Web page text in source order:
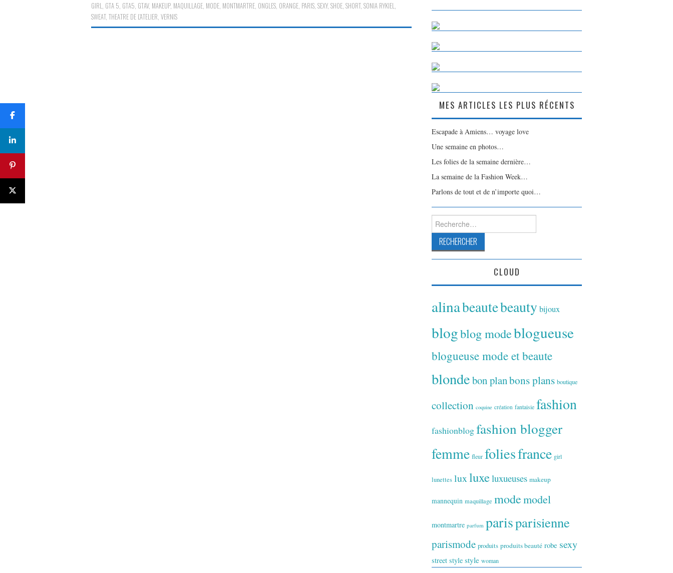
GIRL, GTA 5, GTA5, GTAV, MAKEUP, MAQUILLAGE, MODE, MONTMARTRE, ONGLES, ORANGE, PARIS, SEXY, SHOE, SHORT, SONIA RYKIEL,
SWEAT, THEATRE DE L'ATELIER, VERNIS
MES ARTICLES LES PLUS RÉCENTS
Escapade à Amiens… voyage love
Une semaine en photos…
Les folies de la semaine dernière…
La semaine de la Fashion Week…
Parlons de tout et de n’importe quoi…
Rechercher :
CLOUD
alinabeautebeauty bijoux
blogblog modeblogueuse
blogueuse mode et beaute
blondebon planbons plans boutique
collection coquine création fantaisie fashion
fashionblogfashion blogger
femme fleur foliesfrance girl
lunettes luxluxeluxueuses makeup
mannequin maquillage modemodel
montmartre parfum parisparisienne
parismode produits produits beauté robe sexy
street style style woman